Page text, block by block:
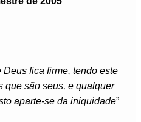
fica firme, tendo este
que são seus, e qualquer
aparte-se da iniquidade”